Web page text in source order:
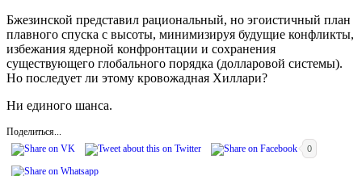
Бжезинской представил рациональный, но эгоистичный план
плавного спуска с высоты, минимизируя будущие конфликты,
избежания ядерной конфронтации и сохранения
существующего глобального порядка (долларовой системы).
Но последует ли этому кровожадная Хиллари?
Ни единого шанса.
Поделиться...
0